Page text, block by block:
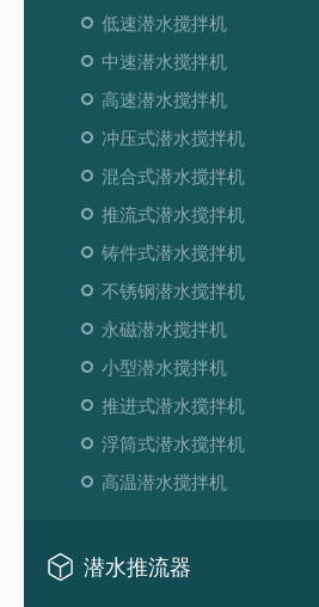
低速潜水搅拌机
中速潜水搅拌机
高速潜水搅拌机
冲压式潜水搅拌机
混合式潜水搅拌机
推流式潜水搅拌机
铸件式潜水搅拌机
不锈钢潜水搅拌机
永磁潜水搅拌机
小型潜水搅拌机
推进式潜水搅拌机
浮筒式潜水搅拌机
高温潜水搅拌机
潜水推流器